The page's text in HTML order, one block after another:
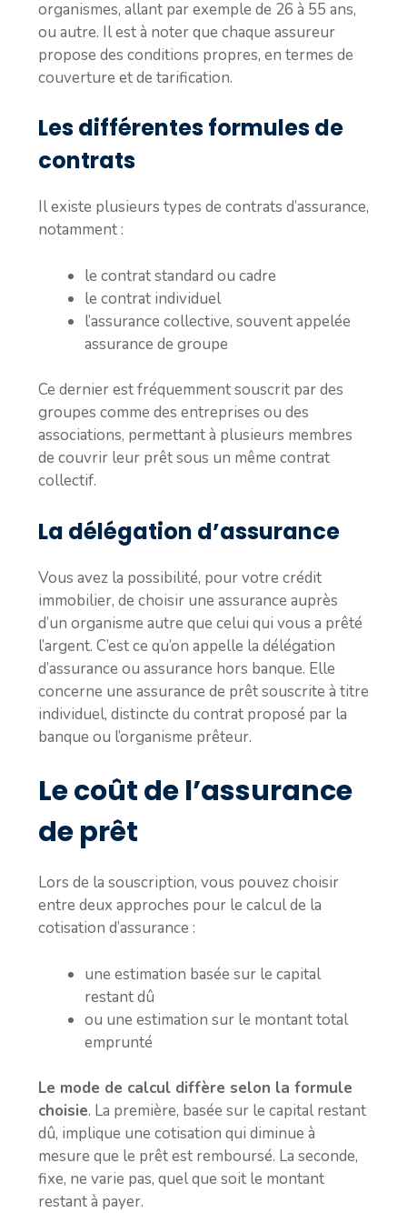
organismes, allant par exemple de 26 à 55 ans,
ou autre. Il est à noter que chaque assureur
propose des conditions propres, en termes de
couverture et de tarification.
Les différentes formules de
contrats
Il existe plusieurs types de contrats d’assurance,
notamment :
le contrat standard ou cadre
le contrat individuel
l’assurance collective, souvent appelée
assurance de groupe
Ce dernier est fréquemment souscrit par des
groupes comme des entreprises ou des
associations, permettant à plusieurs membres
de couvrir leur prêt sous un même contrat
collectif.
La délégation d’assurance
Vous avez la possibilité, pour votre crédit
immobilier, de choisir une assurance auprès
d’un organisme autre que celui qui vous a prêté
l’argent. C’est ce qu’on appelle la délégation
d’assurance ou assurance hors banque. Elle
concerne une assurance de prêt souscrite à titre
individuel, distincte du contrat proposé par la
banque ou l’organisme prêteur.
Le coût de l’assurance
de prêt
Lors de la souscription, vous pouvez choisir
entre deux approches pour le calcul de la
cotisation d’assurance :
une estimation basée sur le capital
restant dû
ou une estimation sur le montant total
emprunté
Le mode de calcul diffère selon la formule
choisie. La première, basée sur le capital restant
dû, implique une cotisation qui diminue à
mesure que le prêt est remboursé. La seconde,
fixe, ne varie pas, quel que soit le montant
restant à payer.